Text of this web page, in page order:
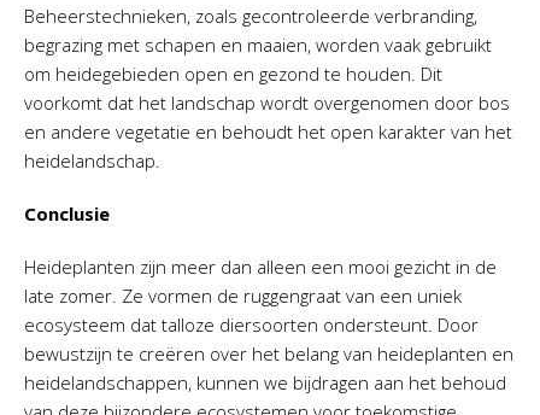
Beheerstechnieken, zoals gecontroleerde verbranding,
begrazing met schapen en maaien, worden vaak gebruikt
om heidegebieden open en gezond te houden. Dit
voorkomt dat het landschap wordt overgenomen door bos
en andere vegetatie en behoudt het open karakter van het
heidelandschap.
Conclusie
Heideplanten zijn meer dan alleen een mooi gezicht in de
late zomer. Ze vormen de ruggengraat van een uniek
ecosysteem dat talloze diersoorten ondersteunt. Door
bewustzijn te creëren over het belang van heideplanten en
heidelandschappen, kunnen we bijdragen aan het behoud